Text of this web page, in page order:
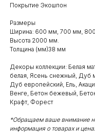
Покрытие Экошпон
Размеры
Ширина: 600 мм, 700 мм,
Высота 2000 мм.
Толщина (мм)38 мм
Декоры коллекции: Белая
белая, Ясень снежный, Дуб
Дуб европейский, Ель,
Венге, Бетон бежевый,
Крафт, Форест
*Обращаем ваше внимание
информация о товарах и